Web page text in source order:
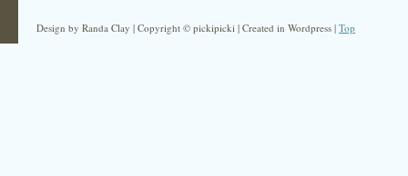
Design by Randa Clay | Copyright © pickipicki | Created in Wordpress | Top